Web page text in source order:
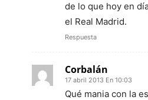
de lo que hoy en
el Real Madrid.
Respuesta
Corbalán
17 abril 2013 En 10:03
Qué mania con la